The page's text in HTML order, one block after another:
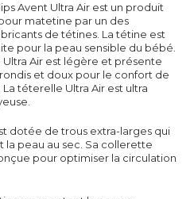
Avent Ultra Air est un produit
matetine par un des
de tétines. La tétine est
pour la peau sensible du bébé.
Air est légère et présente
et doux pour le confort de
téterelle Ultra Air est ultra
dotée de trous extra-larges qui
la peau au sec. Sa collerette
pour optimiser la circulation